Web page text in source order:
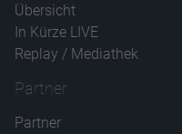
Übersicht
In Kürze LIVE
Replay / Mediathek
Partner
Partner